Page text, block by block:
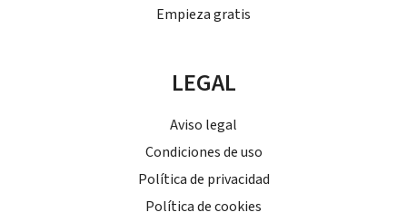
Empieza gratis
LEGAL
Aviso legal
Condiciones de uso
Política de privacidad
Política de cookies